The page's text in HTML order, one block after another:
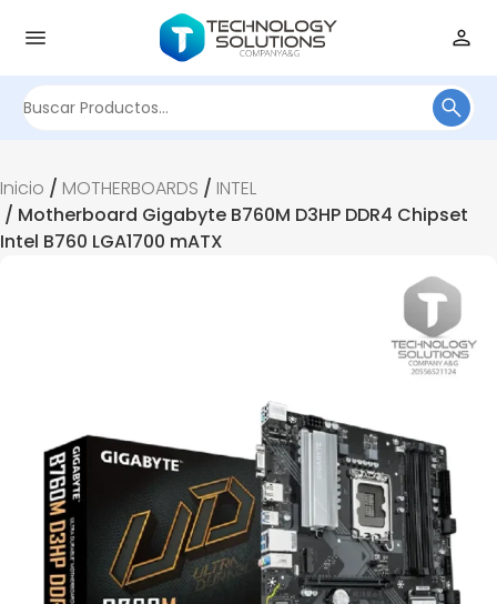
Inicio / MOTHERBOARDS / INTEL
/ Motherboard Gigabyte B760M D3HP DDR4 Chipset
Intel B760 LGA1700 mATX